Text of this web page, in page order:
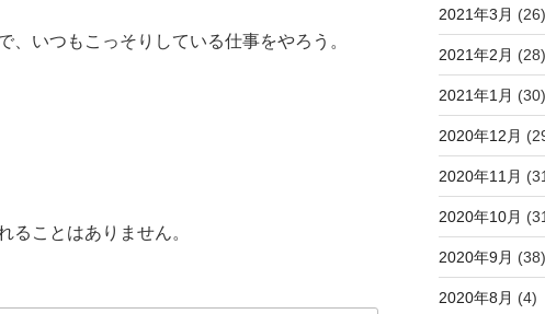
、いつもこっそりしている仕事をやろう。
ることはありません。
2021年3月 (26)
2021年2月 (28)
2021年1月 (30)
2020年12月
2020年11月
2020年10月
2020年9月 (38)
2020年8月 (4)